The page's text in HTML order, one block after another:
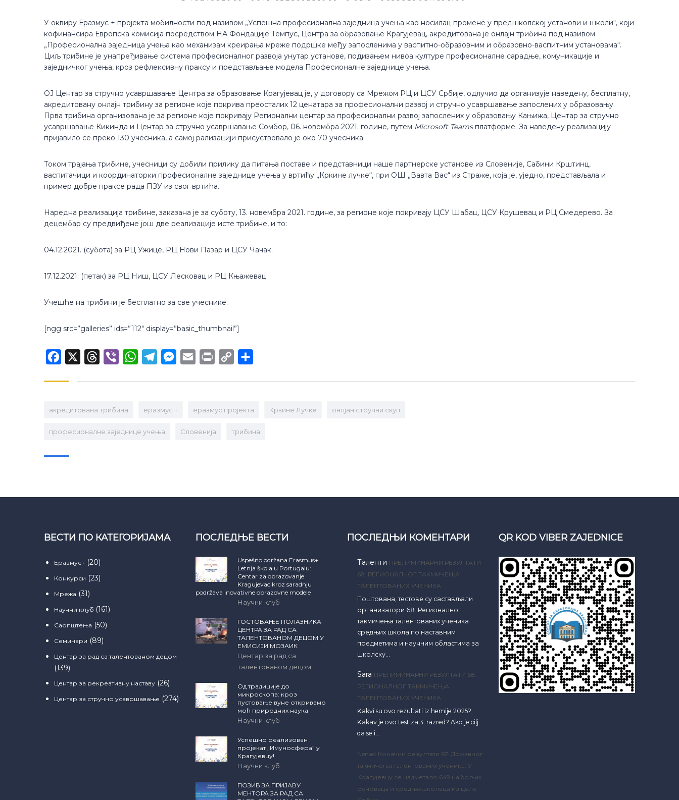
У оквиру Еразмус + пројекта мобилности под називом „Успешна професионална заједница учења као носилац промене у предшколској установи и школи“, који
кофинансира Европска комисија посредством НА Фондације Темпус, Центра за образовање Крагујевац, акредитована је онлајн трибина под називом
„Професионална заједница учења као механизам креирања мреже подршке међу запосленима у васпитно-образовним и образовно-васпитним установама“.
Циљ трибине је унапређивање система професионалног развоја унутар установе, подизањем нивоа културе професионалне сарадње, комуникације и
заједничког учења, кроз рефлексивну праксу и представљање модела Професионалне заједнице учења.
ОЈ Центар за стручно усавршавање Центра за образовање Крагујевац је, у договору са Мрежом РЦ и ЦСУ Србије, одлучио да организује наведену, бесплатну,
акредитовану онлајн трибину за регионе које покрива преосталих 12 ценатара за професионални развој и стручно усавршавање запослених у образовању.
Прва трибина организована је за регионе које покривају Регионални центар за професионални развој запослених у образовању Кањижа, Центар за стручно
усавршавање Кикинда и Центар за стручно усавршавање Сомбор, 06. новембра 2021. године, путем Microsoft Teamsплатформе. За наведену реализацију
пријавило се преко 130 учесника, а самој рализацији присуствовало је око 70 учесника.
Током трајања трибине, учесници су добили прилику да питања поставе и представници наше партнерске установе из Словеније, Сабини Крштинц,
васпитачици и координаторки професионалне заједнице учења у вртићу „Кркине лучке“, при ОШ „Вавта Вас“ из Страже, која је, уједно, представљала и
пример добре праксе рада ПЗУ из свог вртића.
Наредна реализација трибине, заказана је за суботу, 13. новембра 2021. године, за регионе које покривају ЦСУ Шабац, ЦСУ Крушевац и РЦ Смедерево. За
децембар су предвиђене још две реализације исте трибине, и то:
04.12.2021. (субота) за РЦ Ужице, РЦ Нови Пазар и ЦСУ Чачак.
17.12.2021. (петак) за РЦ Ниш, ЦСУ Лесковац и РЦ Књажевац
Учешће на трибини је бесплатно за све учеснике.
[ngg src=”galleries” ids=”112″ display=”basic_thumbnail”]
Facebook Threads
Viber WhatsAppTelegramMessenger
Email Print
Copy
акредитована трибина еразмус + еразмус пројекта Кркине Лучке онлјан стручни скуп
професионалне заједнице учења Словенија трибина
ВЕСТИ ПО КАТЕГОРИЈАМА
Еразмус+ (20)
Конкурси (23)
Мрежа (31)
Научни клуб (161)
Саопштења (50)
Семинари (89)
Центар за рад са талентованом децом
(139)
Центар за рекреативну наставу (26)
Центар за стручно усавршавање (274)
ПОСЛЕДЊЕ ВЕСТИ
Uspešno održana Erasmus+
Letnja škola u Portugalu:
Centar za obrazovanje
Kragujevac kroz saradnju
podržava inovativne obrazovne modele
Научни клуб
ГОСТОВАЊЕ ПОЛАЗНИКА
ЦЕНТРА ЗА РАД СА
ТАЛЕНТОВАНОМ ДЕЦОМ У
ЕМИСИЈИ МОЗАИК
Центар за рад са
талентованом децом
Од традиције до
микроскопа: кроз
пустовање вуне откривамо
моћ природних наука
Научни клуб
Успешно реализован
пројекат „Имуносфера” у
Крагујевцу!
Научни клуб
ПОЗИВ ЗА ПРИЈАВУ
МЕНТОРА ЗА РАД СА
ПОСЛЕДЊИ КОМЕНТАРИ
Таленти ПРЕЛИМИНАРНИ РЕЗУЛТАТИ
68. РЕГИОНАЛНОГ ТАКМИЧЕЊА
ТАЛЕНТОВАНИХ УЧЕНИКА
Поштована, тестове су састављали
организатори 68. Регионалног
такмичења талентованих ученика
средњих школа по наставним
предметима и научним областима за
школску…
Sara ПРЕЛИМИНАРНИ РЕЗУЛТАТИ 68.
РЕГИОНАЛНОГ ТАКМИЧЕЊА
ТАЛЕНТОВАНИХ УЧЕНИКА
Kakvi su ovo rezultati iz hemije 2025?
Kakav je ovo test za 3. razred? Ako je cilj
da se i…
Nenad Коначни резултати 67. Државног
такмичења талентованих ученика: У
Крагујевцу се надметало 649 најбољих
основаца и средњошколаца из целе
QR KOD VIBER ZAJEDNICE